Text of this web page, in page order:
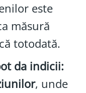
este
măsură
totodată.
da indicii:
, unde